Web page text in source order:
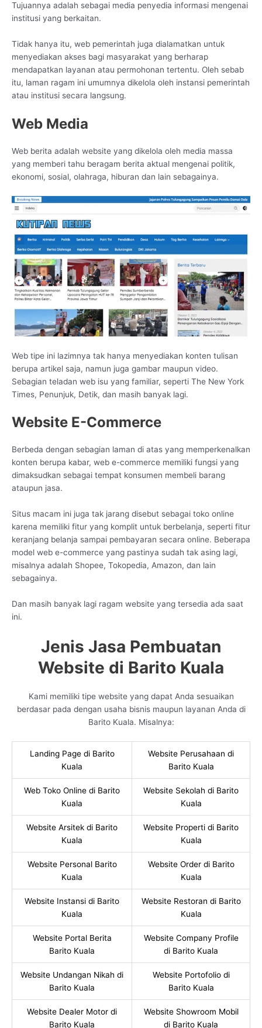
Tujuannya adalah sebagai media penyedia informasi mengenai
institusi yang berkaitan.
Tidak hanya itu, web pemerintah juga dialamatkan untuk
menyediakan akses bagi masyarakat yang berharap
mendapatkan layanan atau permohonan tertentu. Oleh sebab
itu, laman ragam ini umumnya dikelola oleh instansi pemerintah
atau institusi secara langsung.
Web Media
Web berita adalah website yang dikelola oleh media massa
yang memberi tahu beragam berita aktual mengenai politik,
ekonomi, sosial, olahraga, hiburan dan lain sebagainya.
Web tipe ini lazimnya tak hanya menyediakan konten tulisan
berupa artikel saja, namun juga gambar maupun video.
Sebagian teladan web isu yang familiar, seperti The New York
Times, Penunjuk, Detik, dan masih banyak lagi.
Website E-Commerce
Berbeda dengan sebagian laman di atas yang memperkenalkan
konten berupa kabar, web e-commerce memiliki fungsi yang
dimaksudkan sebagai tempat konsumen membeli barang
ataupun jasa.
Situs macam ini juga tak jarang disebut sebagai toko online
karena memiliki fitur yang komplit untuk berbelanja, seperti fitur
keranjang belanja sampai pembayaran secara online. Beberapa
model web e-commerce yang pastinya sudah tak asing lagi,
misalnya adalah Shopee, Tokopedia, Amazon, dan lain
sebagainya.
Dan masih banyak lagi ragam website yang tersedia ada saat
ini.
Jenis Jasa Pembuatan
Website di Barito Kuala
Kami memiliki tipe website yang dapat Anda sesuaikan
berdasar pada dengan usaha bisnis maupun layanan Anda di
Barito Kuala. Misalnya:
Landing Page di Barito
Kuala
Website Perusahaan di
Barito Kuala
Web Toko Online di Barito
Kuala
Website Sekolah di Barito
Kuala
Website Arsitek di Barito
Kuala
Website Properti di Barito
Kuala
Website Personal Barito
Kuala
Website Order di Barito
Kuala
Website Instansi di Barito
Kuala
Website Restoran di Barito
Kuala
Website Portal Berita
Barito Kuala
Website Company Profile
di Barito Kuala
Website Undangan Nikah di
Barito Kuala
Website Portofolio di
Barito Kuala
Website Dealer Motor di
Barito Kuala
Website Showroom Mobil
di Barito Kuala